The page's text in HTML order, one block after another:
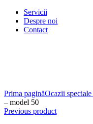
Servicii
Despre noi
Contact
Prima paginăOcazii
– model 50
Previous product